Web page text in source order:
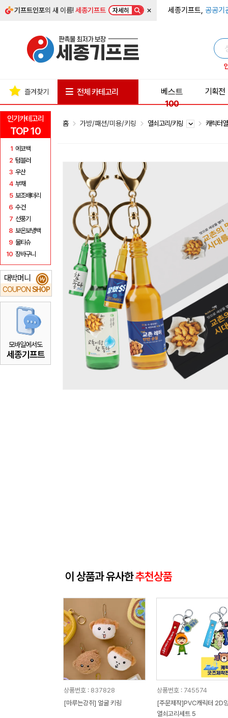
기프트인포의 새 이름!세종기프트 자세히 × 세종기프트, 공공기
인기카테고리
TOP 10
1 에코백
2 텀블러
3 우산
4 부채
5 보조배터리
6 수건
7 선풍기
8 보온보냉백
9 물티슈
10 장바구니
대박머니
COUPON SHOP
₩
모바일에서도
세종기프트
즐겨찾기 전체 카테고리
베스트
100
기획전
홈 가방/패션/미용/키링 열쇠고리/키링 캐릭터
이 상품과 유사한추천상품
상품번호 : 837828
[마루는강쥐] 얼굴 키링
상품번호 : 745574
[주문제작]PVC캐릭터 2D
열쇠고리세트 5